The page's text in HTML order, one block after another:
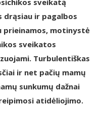
drąsiau ir pagalbos
prieinamos, motinystė
sveikatos
Turbulentiškas
ir net pačių mamų
sunkumų dažnai
atidėliojimo.